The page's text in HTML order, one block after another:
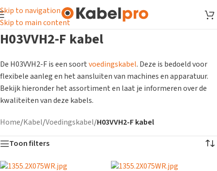
Skip to navigation
Skip to main content
H03VVH2-F kabel
De H03VVH2-F is een soortvoedingskabel. Deze is bedoeld voor
flexibele aanleg en het aansluiten van machines en apparatuur.
Bekijk hieronder het assortiment en laat je informeren over de
kwaliteiten van deze kabels.
Home/Kabel/Voedingskabel/H03VVH2-F kabel
Toon filters